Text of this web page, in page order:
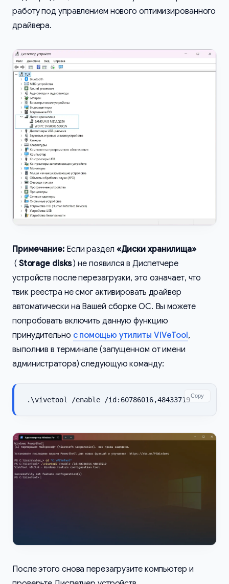
работу под управлением нового оптимизированного
драйвера.
Примечание:Если раздел «Диски хранилища»
( Storage disks) не появился в Диспетчере
устройств после перезагрузки, это означает, что
твик реестра не смог активировать драйвер
автоматически на Вашей сборке ОС. Вы можете
попробовать включить данную функцию
принудительно с помощью утилиты ViVeTool,
выполнив в терминале (запущенном от имени
администратора) следующую команду:
.\vivetool /enable /id:60786016,48433719Copy
После этого снова перезагрузите компьютер и